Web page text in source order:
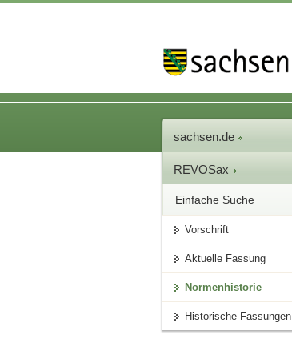
sachsen.de
REVOSax
Einfache Suche
Vorschrift
Aktuelle Fassung
Normenhistorie
Historische Fassungen